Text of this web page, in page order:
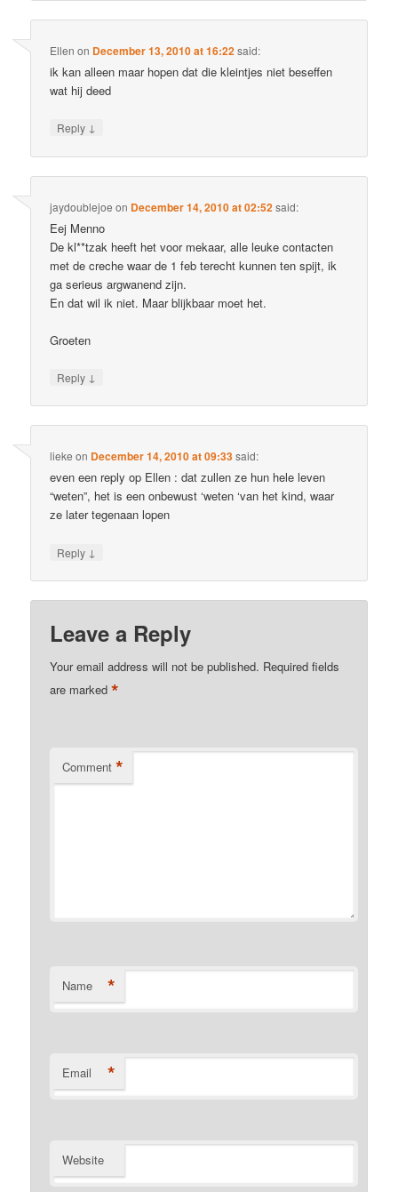
Ellen on December 13, 2010 at 16:22said:
ik kan alleen maar hopen dat die kleintjes niet beseffen
wat hij deed
Reply ↓
jaydoublejoe on December 14, 2010 at 02:52said:
Eej Menno
De kl**tzak heeft het voor mekaar, alle leuke contacten
met de creche waar de 1 feb terecht kunnen ten spijt, ik
ga serieus argwanend zijn.
En dat wil ik niet. Maar blijkbaar moet het.
Groeten
Reply ↓
lieke on December 14, 2010 at 09:33said:
even een reply op Ellen : dat zullen ze hun hele leven
“weten”, het is een onbewust ‘weten ‘van het kind, waar
ze later tegenaan lopen
Reply ↓
Leave a Reply
Your email address will not be published. Required fields
are marked*
Comment *
Name *
Email *
Website